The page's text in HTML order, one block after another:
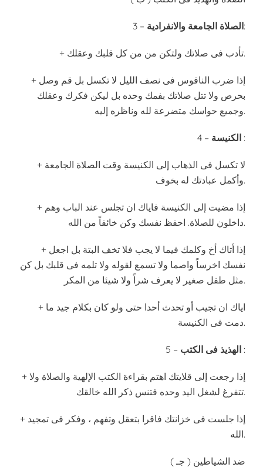
3 – الصلاة الجامعة والانفرادية:
+ تأدب فى صلاتك ولتكن من من كل قلبك وعقلك.
+ إذا ضرب الناقوس فى نصف الليل لا تكسل بل قم وصل
بحرص ولا تتل صلاتك بفمك وحده بل ليكن فكرك وعقلك
وجميع حواسك متضرعة لله وناظره إليه.
4 – الكنيسة :
+ لا تكسل فى الذهاب إلى الكنيسة وقت الصلاة الجامعة
وأكمل عبادتك له بخوف.
+ إذا مضيت إلى الكنيسة فاياك ان تجلس عند الباب وهم
داخلون للصلاة. احفظ نفسك وكن خائفاً من الله.
+ إذا أتاك أخ وكلمك فيما لا يجب فلا تخف البتة بل اجعل
نفسك اخرساً واصما ولا تسمع لقوله ولا تلمه فى قلبك بل كن
مثل طفل صغير لا يعرف شراً ولا شيئا من المكر.
+ اياك ان تجيب أو تحدث أحدا حتى ولو كان بكلام جيد ما
دمت فى الكنيسة.
5 – الهذيذ فى الكتب :
+ إذا رجعت إلى قلايتك اهتم بقراءة الكتب الإلهية والصلاة ولا
تتفرغ لشغل اليد وحده فتنس ذكر الله خالقك.
+ إذا جلست فى خزانتك فاقرا بتعقل وتفهم ، وفكر فى تمجيد
الله.
( جـ ) ضد الشياطين